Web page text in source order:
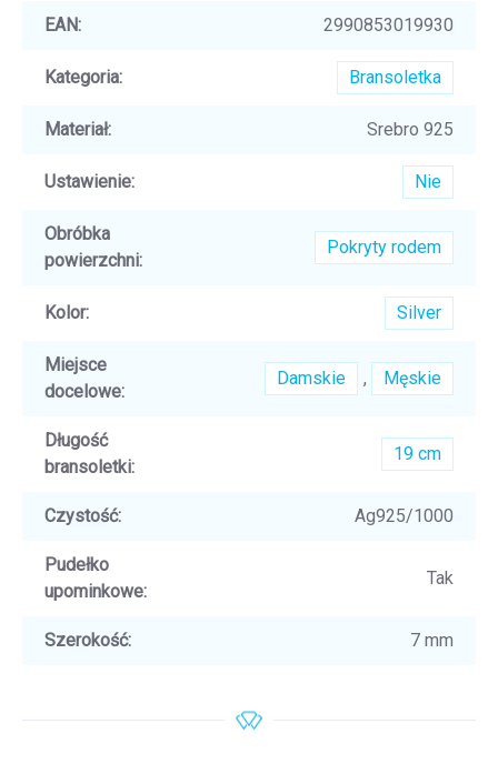
EAN: 2990853019930
Kategoria: Bransoletka
Materiał: Srebro 925
Ustawienie: Nie
Obróbka
powierzchni:
Pokryty rodem
Kolor: Silver
Miejsce
docelowe:
Damskie , Męskie
Długość
bransoletki:
19 cm
Czystość: Ag925/1000
Pudełko
upominkowe:
Tak
Szerokość: 7 mm